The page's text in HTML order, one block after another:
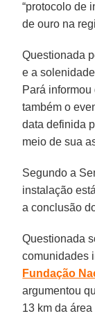
“protocolo de
de ouro na
Questionada
e a
Pará
também o
data definida
meio de sua
Segundo a
instalação
a conclusão
Questionada
comunidades
Fundação
argumentou
13 km da